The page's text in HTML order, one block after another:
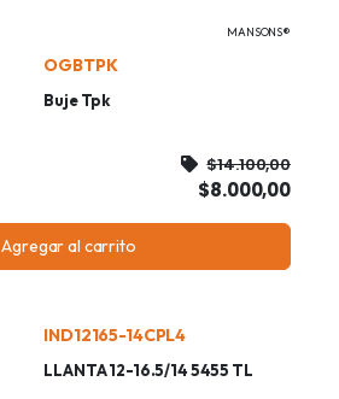
MANSONS®
OGBTPK
Buje Tpk
$14.100,00
$8.000,00
Agregar al carrito
IND12165-14CPL4
LLANTA 12-16.5/14 5455 TL